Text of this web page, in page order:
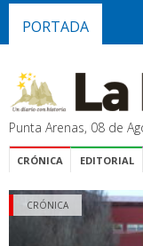
PORTADA
Punta Arenas, 08 de
CRÓNICA EDITORIAL
CRÓNICA